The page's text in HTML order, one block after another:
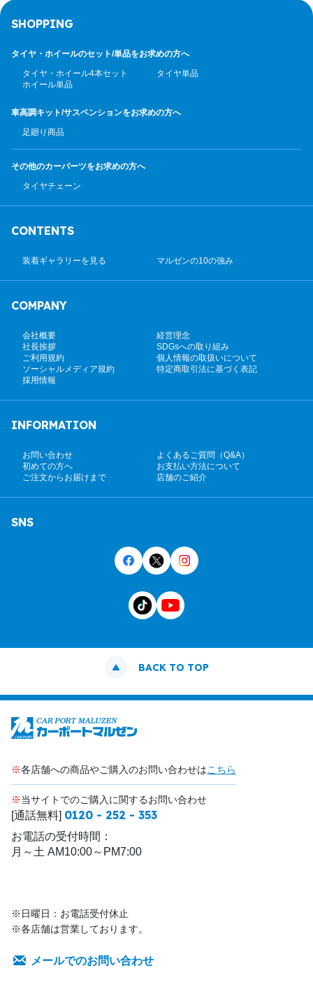
SHOPPING
タイヤ・ホイールのセット/単品をお求めの方へ
タイヤ・ホイール4本セット
タイヤ単品
ホイール単品
車高調キット/サスペンションをお求めの方へ
足廻り商品
その他のカーパーツをお求めの方へ
タイヤチェーン
CONTENTS
装着ギャラリーを見る マルゼンの10の強み
COMPANY
会社概要
経営理念
社長挨拶
SDGsへの取り組み
ご利用規約
個人情報の取扱いについて
ソーシャルメディア規約
特定商取引法に基づく表記
採用情報
INFORMATION
お問い合わせ
よくあるご質問（Q&A）
初めての方へ
お支払い方法について
ご注文からお届けまで
店舗のご紹介
SNS
BACK TO TOP
※各店舗への商品やご購入のお問い合わせはこちら
※当サイトでのご購入に関するお問い合わせ
[通話無料] 0120 - 252 - 353
お電話の受付時間：
月～土 AM10:00～PM7:00
※日曜日：お電話受付休止
※各店舗は営業しております。
メールでのお問い合わせ